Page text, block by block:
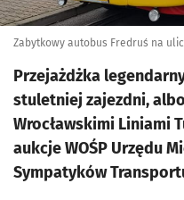
Zabytkowy autobus Fredruś na
Przejażdżka
stuletniej zajezdni,
Wrocławskimi Liniami
aukcje WOŚP Urzędu
Sympatyków